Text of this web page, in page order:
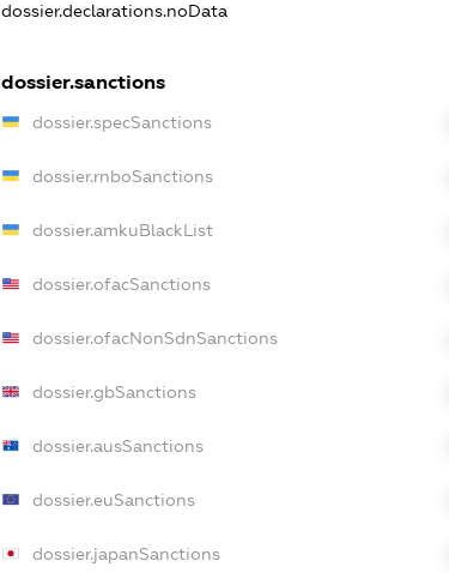
dossier.declarations.noData
dossier.sanctions
dossier.specSanctions
dossier.rnboSanctions
dossier.amkuBlackList
dossier.ofacSanctions
dossier.ofacNonSdnSanctions
dossier.gbSanctions
dossier.ausSanctions
dossier.euSanctions
dossier.japanSanctions